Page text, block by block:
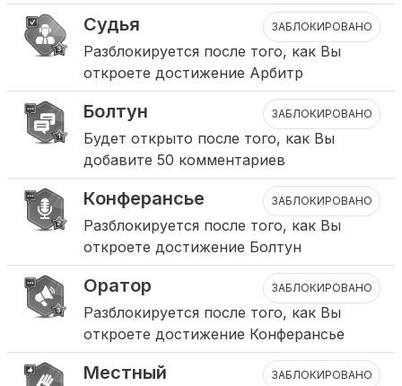
Судья ЗАБЛОКИРОВАНО
Разблокируется после того, как Вы
откроете достижение Арбитр
Болтун ЗАБЛОКИРОВАНО
Будет открыто после того, как Вы
добавите 50 комментариев
Конферансье ЗАБЛОКИРОВАНО
Разблокируется после того, как Вы
откроете достижение Болтун
Оратор ЗАБЛОКИРОВАНО
Разблокируется после того, как Вы
откроете достижение Конферансье
Местный ЗАБЛОКИРОВАНО